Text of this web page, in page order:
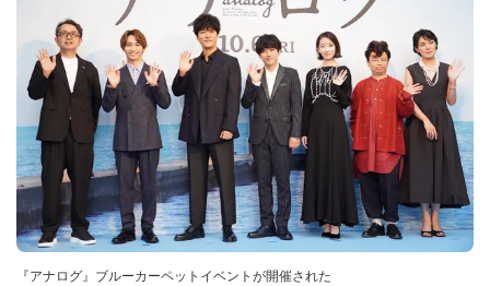
『アナログ』ブルーカーペットイベントが開催された